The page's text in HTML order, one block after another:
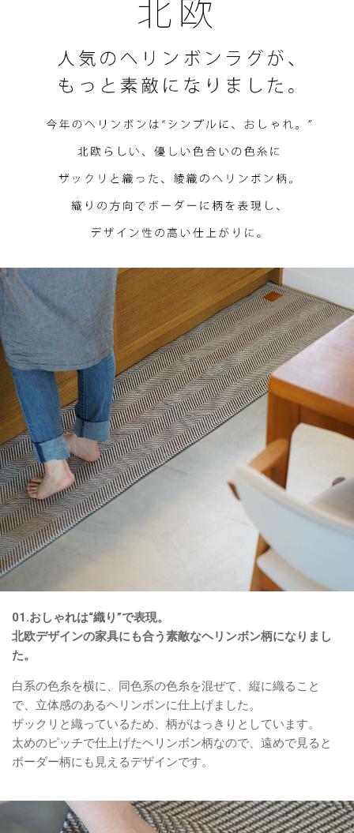
01.おしゃれは“織り”で表現。
北欧デザインの家具にも合う素敵なヘリンボン柄になりまし
た。
白系の色糸を横に、同色系の色糸を混ぜて、縦に織ること
で、立体感のあるヘリンボンに仕上げました。
ザックリと織っているため、柄がはっきりとしています。
太めのピッチで仕上げたヘリンボン柄なので、遠めで見ると
ボーダー柄にも見えるデザインです。